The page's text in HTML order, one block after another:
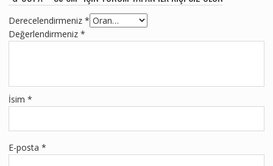
Derecelendirmeniz *
Değerlendirmeniz *
İsim *
E-posta *